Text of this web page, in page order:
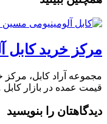
مرکز خرید کابل
قیمت عمده در بازار
دیدگاهتان را بنویسید